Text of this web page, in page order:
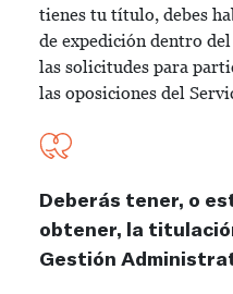
tienes tu título, debes
de expedición dentro
las solicitudes para
las oposiciones del
Deberás tener, o
obtener, la
Gestión